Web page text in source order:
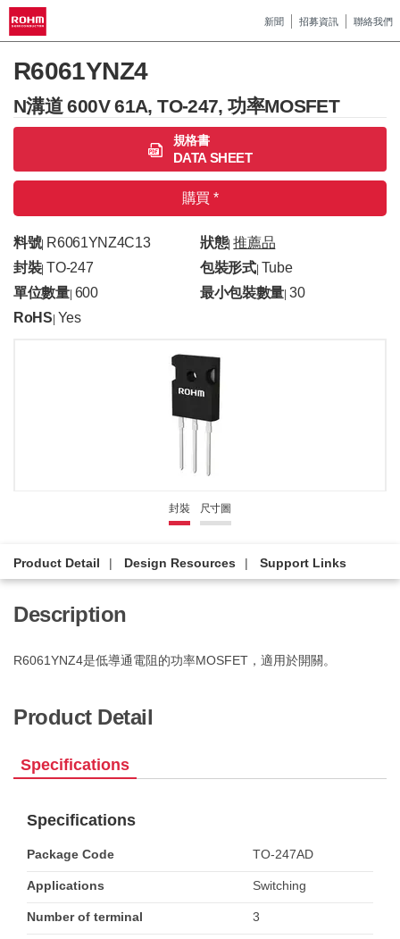
新聞 招募資訊 聯絡我們
R6061YNZ4
N溝道 600V 61A, TO-247, 功率MOSFET
規格書
DATA SHEET
購買 *
料號| R6061YNZ4C13 狀態|推薦品
封裝| TO-247 包裝形式| Tube
單位數量| 600 最小包裝數量 |30
RoHS Yes
封裝 尺寸圖
Product Detail Design Resources Support Links
Description
R6061YNZ4是低導通電阻的功率MOSFET，適用於開關。
Product Detail
Specifications
Specifications
Package Code TO-247AD
Applications Switching
Number of terminal 3